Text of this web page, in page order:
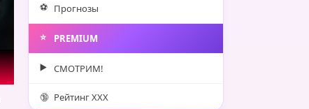
⚽️ Прогнозы
⭐️ PREMIUM
▶️ СМОТРИМ!
🔞 Рейтинг XXX